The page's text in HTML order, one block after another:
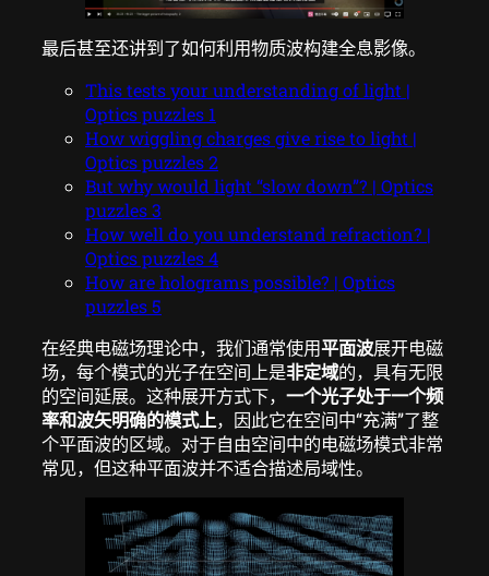
最后甚至还讲到了如何利用物质波构建全息影像。
This tests your understanding of light |
Optics puzzles 1
How wiggling charges give rise to light |
Optics puzzles 2
But why would light “slow down”? | Optics
puzzles 3
How well do you understand refraction? |
Optics puzzles 4
How are holograms possible? | Optics
puzzles 5
在经典电磁场理论中，我们通常使用平面波展开电磁
场，每个模式的光子在空间上是非定域的，具有无限
的空间延展。这种展开方式下， 一个光子处于一个频
率和波矢明确的模式上，因此它在空间中“充满”了整
个平面波的区域。对于自由空间中的电磁场模式非常
常见，但这种平面波并不适合描述局域性。